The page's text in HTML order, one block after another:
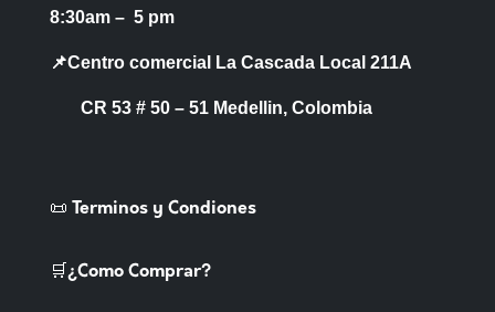
8:30am – 5 pm
📌Centro comercial La Cascada Local 211A
CR 53 # 50 – 51 Medellin, Colombia
📜 Terminos y Condiones
🛒¿Como Comprar?